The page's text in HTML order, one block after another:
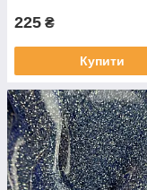
225 ₴
Купити